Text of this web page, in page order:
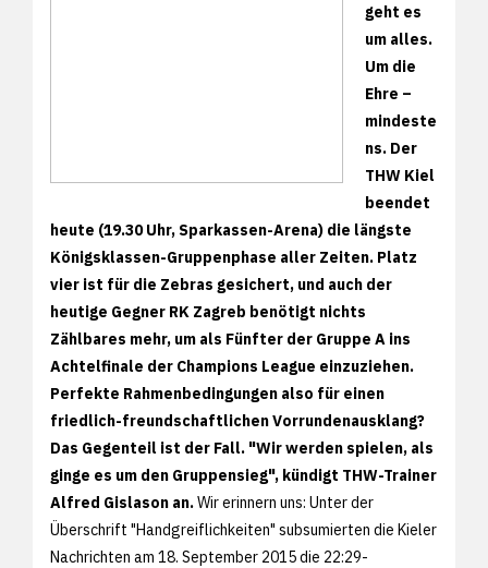
geht es
um alles.
Um die
Ehre –
mindeste
ns. Der
THW Kiel
beendet
heute (19.30 Uhr, Sparkassen-Arena) die längste
Königsklassen-Gruppenphase aller Zeiten. Platz
vier ist für die Zebras gesichert, und auch der
heutige Gegner RK Zagreb benötigt nichts
Zählbares mehr, um als Fünfter der Gruppe A ins
Achtelfinale der Champions League einzuziehen.
Perfekte Rahmenbedingungen also für einen
friedlich-freundschaftlichen Vorrundenausklang?
Das Gegenteil ist der Fall. "Wir werden spielen, als
ginge es um den Gruppensieg", kündigt THW-Trainer
Alfred Gislason an.Wir erinnern uns: Unter der
Überschrift "Handgreiflichkeiten" subsumierten die Kieler
Nachrichten am 18. September 2015 die 22:29-